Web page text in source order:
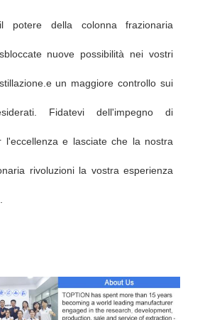
potere della colonna frazionaria
nuove possibilità nei vostri
un maggiore controllo sui
Fidatevi dell'impegno di
l'eccellenza e lasciate che la nostra
rivoluzioni la vostra esperienza